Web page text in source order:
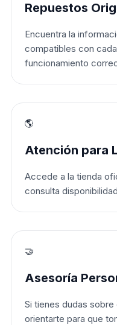
Repuestos
Encuentra la
compatibles con
funcionamiento
🌎
Atención para
Accede a la tienda
consulta
🤝
Asesoría
Si tienes dudas
orientarte para que